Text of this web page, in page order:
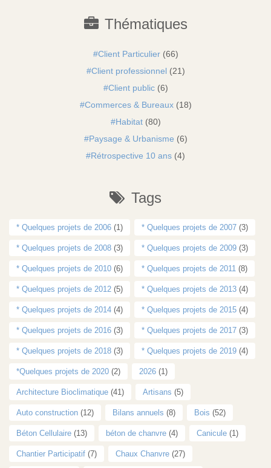
Thématiques
Client Particulier(66)
Client professionnel(21)
Client public(6)
Commerces & Bureaux(18)
Habitat(80)
Paysage & Urbanisme (6)
Rétrospective 10 ans (4)
Tags
* Quelques projets de 2006 (1) * Quelques projets de 2007 (3)
* Quelques projets de 2008 (3) * Quelques projets de 2009 (3)
* Quelques projets de 2010 (6) * Quelques projets de 2011 (8)
* Quelques projets de 2012 (5) * Quelques projets de 2013 (4)
* Quelques projets de 2014 (4) * Quelques projets de 2015 (4)
* Quelques projets de 2016 (3) * Quelques projets de 2017 (3)
* Quelques projets de 2018 (3) * Quelques projets de 2019 (4)
*Quelques projets de 2020 (2) 2026 (1)
Architecture Bioclimatique (41) Artisans (5)
Auto construction (12) Bilans annuels (8) Bois (52)
Béton Cellulaire (13) béton de chanvre (4) Canicule (1)
Chantier Participatif (7) Chaux Chanvre (27)